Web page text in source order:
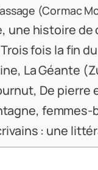
(Cormac
une histoire de
fois la fin
La Géante
De pierre
: une